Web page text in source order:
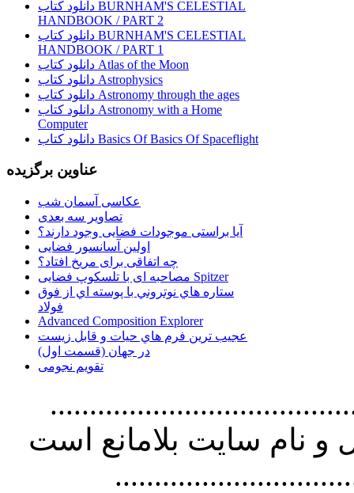
دانلود کتاب BURNHAM'S CELESTIAL
HANDBOOK / PART 2
دانلود کتاب BURNHAM'S CELESTIAL
HANDBOOK / PART 1
دانلود کتاب Atlas of the Moon
دانلود کتاب Astrophysics
دانلود کتاب Astronomy through the ages
دانلود کتاب Astronomy with a Home
Computer
دانلود کتاب Basics Of Basics Of Spaceflight
عناوین برگزیده
عکاسی آسمان شب
تصاویر سه بعدی
آیا براستی موجودات فضایی وجود دارند؟
اولین آسانسور فضایی
چه اتفاقی برای مریخ افتاد؟
مصاحبه ای با تلسکوپ فضایی Spitzer
ستاره هاي نوتروني با پوسته اي از فوق
فولاد
Advanced Composition Explorer
عجیب ترین فرم هاي حيات و قابل زيست
در جهان (قسمت اول)
تقویم نجومی
استفاده از
نام سايت بلامانع است